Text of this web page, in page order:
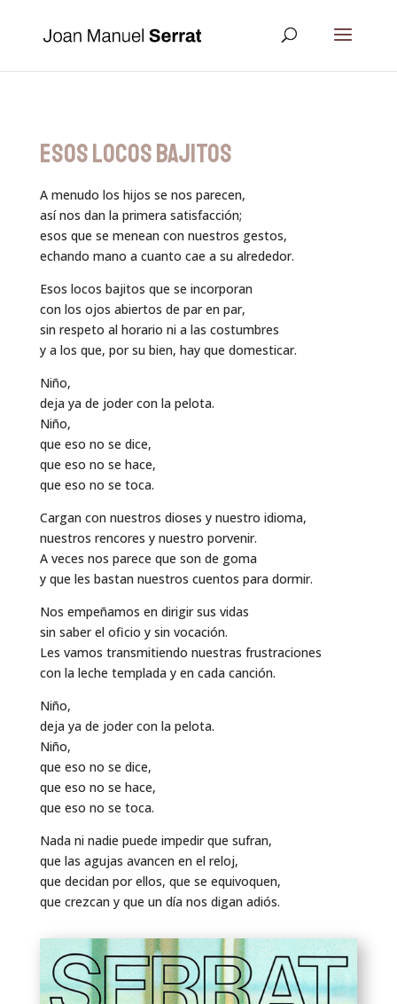
ESOS LOCOS BAJITOS
A menudo los hijos se nos parecen,
así nos dan la primera satisfacción;
esos que se menean con nuestros gestos,
echando mano a cuanto cae a su alrededor.
Esos locos bajitos que se incorporan
con los ojos abiertos de par en par,
sin respeto al horario ni a las costumbres
y a los que, por su bien, hay que domesticar.
Niño,
deja ya de joder con la pelota.
Niño,
que eso no se dice,
que eso no se hace,
que eso no se toca.
Cargan con nuestros dioses y nuestro idioma,
nuestros rencores y nuestro porvenir.
A veces nos parece que son de goma
y que les bastan nuestros cuentos para dormir.
Nos empeñamos en dirigir sus vidas
sin saber el oficio y sin vocación.
Les vamos transmitiendo nuestras frustraciones
con la leche templada y en cada canción.
Niño,
deja ya de joder con la pelota.
Niño,
que eso no se dice,
que eso no se hace,
que eso no se toca.
Nada ni nadie puede impedir que sufran,
que las agujas avancen en el reloj,
que decidan por ellos, que se equivoquen,
que crezcan y que un día nos digan adiós.